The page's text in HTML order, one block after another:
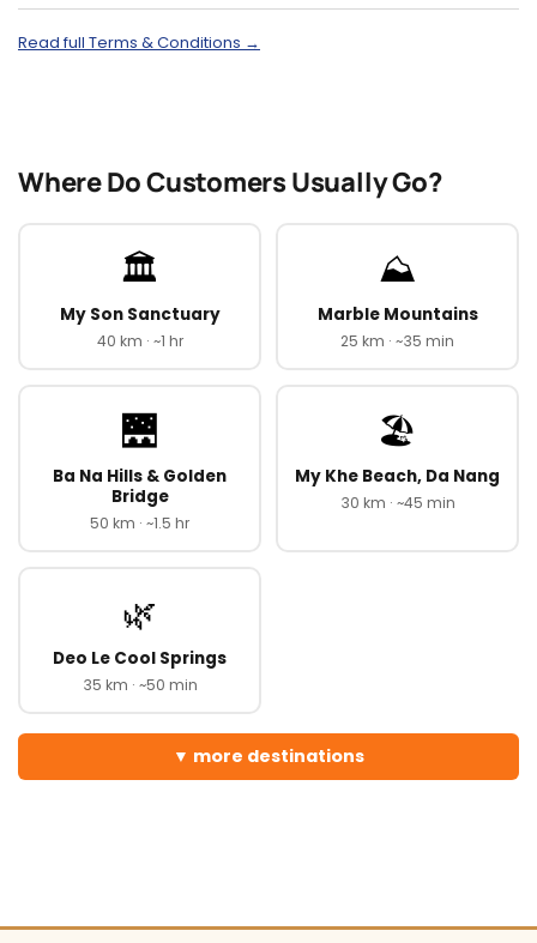
Read full Terms & Conditions →
Where Do Customers Usually Go?
🏛️
My Son Sanctuary
40 km · ~1 hr
⛰️
Marble Mountains
25 km · ~35 min
🌉
Ba Na Hills & Golden
Bridge
50 km · ~1.5 hr
🏖️
My Khe Beach, Da Nang
30 km · ~45 min
🌿
Deo Le Cool Springs
35 km · ~50 min
more destinations